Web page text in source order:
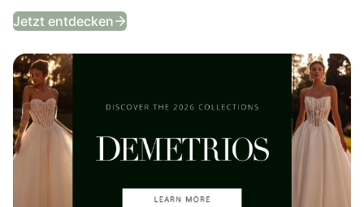
Jetzt entdecken Entdecke die Kollektion 2026!